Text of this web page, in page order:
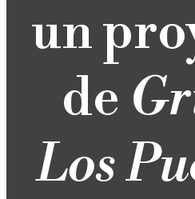
un
de
Los